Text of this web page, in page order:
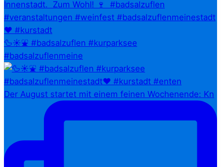
🦆☀️⛲ #badsalzuflen #kurparksee
#badsalzuflenmeine
Der August startet mit einem feinen Wochenende: Kn